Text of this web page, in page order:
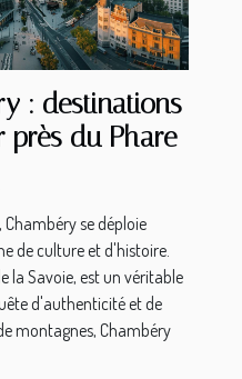
: destinations
près du Phare
se déploie
de culture et d'histoire.
la Savoie, est un véritable
d'authenticité et de
montagnes, Chambéry